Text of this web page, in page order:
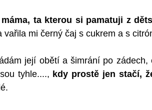
máma, ta kterou si pamatuji z
vařila mi černý čaj s cukrem a s
její obětí a šimrání po
tyhle...., kdy prostě jen stačí,